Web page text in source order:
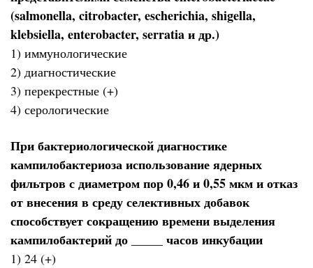
(salmonella, citrobacter, escherichia, shigella,
klebsiella, enterobacter, serratia и др.)
1) иммунологические
2) диагностические
3) перекрестные (+)
4) серологические
При бактериологической диагностике
кампилобактериоза использование ядерных
фильтров с диаметром пор 0,46 и 0,55 мкм и отказ
от внесения в среду селективных добавок
способствует сокращению времени выделения
кампилобактерий до _____ часов инкубации
1) 24 (+)